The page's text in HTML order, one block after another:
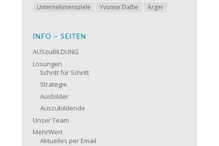
Unternehmensziele
Yvonne Dathe Ärger
INFO – SEITEN
AUSzuBILDUNG
Lösungen
Schritt für Schritt
Strategie
Ausbilder
Auszubildende
Unser Team
MehrWert
Aktuelles per Email